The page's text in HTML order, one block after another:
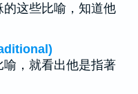
这些比喻，知道他
，就看出他是指著